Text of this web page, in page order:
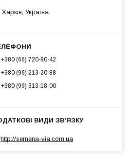
Харків, Україна
+380 (66) 720-90-42
+380 (96) 213-20-88
+380 (99) 313-18-00
http://semena-via.com.ua